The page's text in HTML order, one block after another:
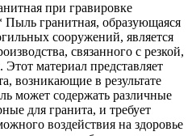
при гравировке
гранитная, образующаяся
сооружений, является
связанного с резкой,
материал представляет
возникающие в результате
может содержать различные
для гранита, и требует
воздействия на здоровье